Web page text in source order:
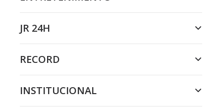
JR 24H
RECORD
INSTITUCIONAL